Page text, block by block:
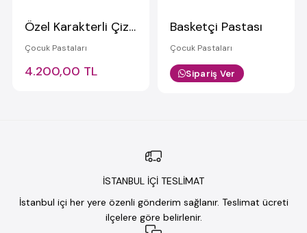
Özel Karakterli Çizimli Kremalı Pasta
Çocuk Pastaları
4.200,00 TL
Basketçi Pastası
Çocuk Pastaları
Sipariş Ver
İSTANBUL İÇİ TESLİMAT
İstanbul içi her yere özenli gönderim sağlanır. Teslimat ücreti
ilçelere göre belirlenir.